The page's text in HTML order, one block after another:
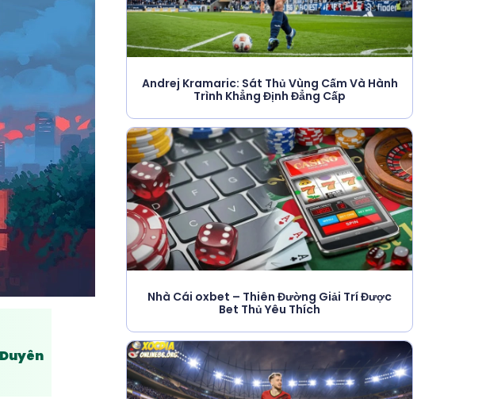
Andrej Kramaric: Sát Thủ Vùng Cấm Và Hành
Trình Khẳng Định Đẳng Cấp
Nhà Cái oxbet – Thiên Đường Giải Trí Được
Bet Thủ Yêu Thích